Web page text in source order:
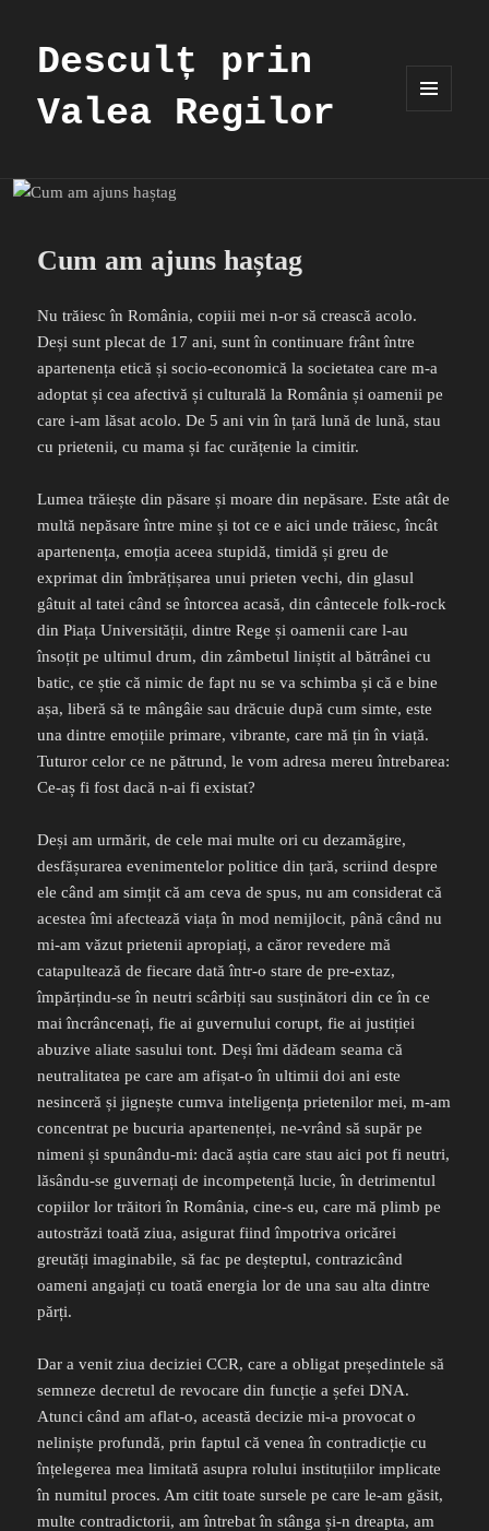
Desculț prin
Valea Regilor
Cum am ajuns haștag
Nu trăiesc în România, copiii mei n-or să crească acolo.
Deși sunt plecat de 17 ani, sunt în continuare frânt între
apartenența etică și socio-economică la societatea care m-a
adoptat și cea afectivă și culturală la România și oamenii pe
care i-am lăsat acolo. De 5 ani vin în țară lună de lună, stau
cu prietenii, cu mama și fac curățenie la cimitir.
Lumea trăiește din păsare și moare din nepăsare. Este atât de
multă nepăsare între mine și tot ce e aici unde trăiesc, încât
apartenența, emoția aceea stupidă, timidă și greu de
exprimat din îmbrățișarea unui prieten vechi, din glasul
gâtuit al tatei când se întorcea acasă, din cântecele folk-rock
din Piața Universității, dintre Rege și oamenii care l-au
însoțit pe ultimul drum, din zâmbetul liniștit al bătrânei cu
batic, ce știe că nimic de fapt nu se va schimba și că e bine
așa, liberă să te mângâie sau drăcuie după cum simte, este
una dintre emoțiile primare, vibrante, care mă țin în viață.
Tuturor celor ce ne pătrund, le vom adresa mereu întrebarea:
Ce-aș fi fost dacă n-ai fi existat?
Deși am urmărit, de cele mai multe ori cu dezamăgire,
desfășurarea evenimentelor politice din țară, scriind despre
ele când am simțit că am ceva de spus, nu am considerat că
acestea îmi afectează viața în mod nemijlocit, până când nu
mi-am văzut prietenii apropiați, a căror revedere mă
catapultează de fiecare dată într-o stare de pre-extaz,
împărțindu-se în neutri scârbiți sau susținători din ce în ce
mai încrâncenați, fie ai guvernului corupt, fie ai justiției
abuzive aliate sasului tont. Deși îmi dădeam seama că
neutralitatea pe care am afișat-o în ultimii doi ani este
nesinceră și jignește cumva inteligența prietenilor mei, m-am
concentrat pe bucuria apartenenței, ne-vrând să supăr pe
nimeni și spunându-mi: dacă aștia care stau aici pot fi neutri,
lăsându-se guvernați de incompetență lucie, în detrimentul
copiilor lor trăitori în România, cine-s eu, care mă plimb pe
autostrăzi toată ziua, asigurat fiind împotriva oricărei
greutăți imaginabile, să fac pe deșteptul, contrazicând
oameni angajați cu toată energia lor de una sau alta dintre
părți.
Dar a venit ziua deciziei CCR, care a obligat președintele să
semneze decretul de revocare din funcție a șefei DNA.
Atunci când am aflat-o, această decizie mi-a provocat o
neliniște profundă, prin faptul că venea în contradicție cu
înțelegerea mea limitată asupra rolului instituțiilor implicate
în numitul proces. Am citit toate sursele pe care le-am găsit,
multe contradictorii, am întrebat în stânga și-n dreapta, am